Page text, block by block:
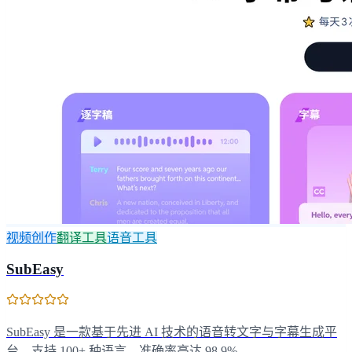
视频创作翻译工具语音工具
SubEasy
SubEasy 是一款基于先进 AI 技术的语音转文字与字幕生成平